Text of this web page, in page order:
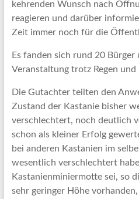
kehrenden Wunsch nach
reagieren und darüber
Zeit immer noch für die
Es fanden sich rund 20
Veranstaltung trotz Regen und
Die Gutachter teilten den
Zustand der Kastanie bisher
verschlechtert, noch deutlich
schon als kleiner Erfolg
bei anderen Kastanien im
wesentlich verschlechtert
Kastanienminiermotte sei, so
sehr geringer Höhe